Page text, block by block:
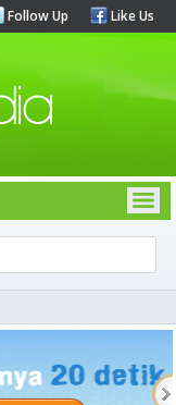
Follow Up Like Us